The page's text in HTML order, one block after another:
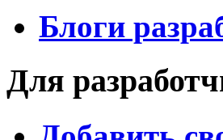
Блоги
Для